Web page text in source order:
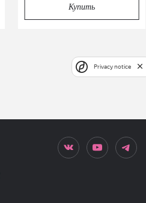
Купить
Privacy notice